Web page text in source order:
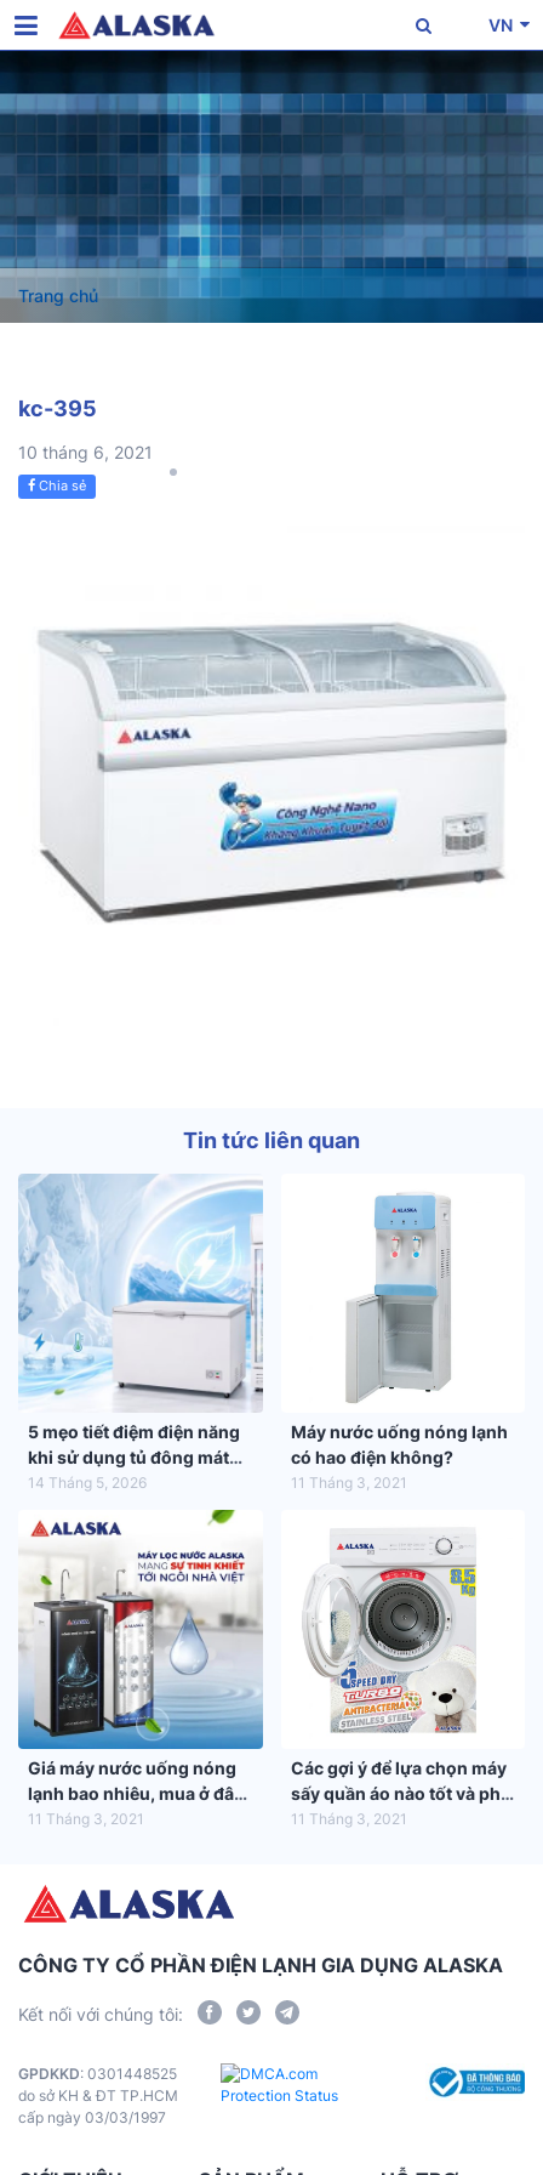
VN
Trang chủ
kc-395
10 tháng 6, 2021
Chia sẻ
Tin tức liên quan
5 mẹo tiết điệm điện năng
khi sử dụng tủ đông mát
trong mùa hè 2026
14 Tháng 5, 2026
Máy nước uống nóng lạnh
có hao điện không?
11 Tháng 3, 2021
Giá máy nước uống nóng
lạnh bao nhiêu, mua ở đâu
tốt nhất?
11 Tháng 3, 2021
Các gợi ý để lựa chọn máy
sấy quần áo nào tốt và phù
hợp nhất với gia đình bạn
11 Tháng 3, 2021
CÔNG TY CỔ PHẦN ĐIỆN LẠNH GIA DỤNG ALASKA
Kết nối với chúng tôi:
GPDKKD: 0301448525
do sở KH & ĐT TP.HCM
cấp ngày 03/03/1997